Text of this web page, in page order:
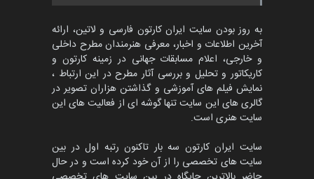
به روز بودن سایت ایران کارتون فارسی و لاتین، ارائه
آخرین اطلاعات و اخبار، معرفی هنرمندان مطرح داخلی
و خارجی، اعلام مسابقات جهانی در زمینه کارتون و
کاریکاتور و تحلیل و بررسی آثار مطرح در این ارتباط ،
نمایش فیلم های آموزشی و گذاشتن هزاران تصویر در
گالری های این سایت تنها گوشه ای از فعالیت های این
سایت هنری است.
سایت ایران کارتون سه بار تاکنون رتبه اول در بین
سایت های تخصصی را از آن خود کرده است و در حال